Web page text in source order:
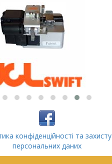
конфіденційності та захисту
персональних даних